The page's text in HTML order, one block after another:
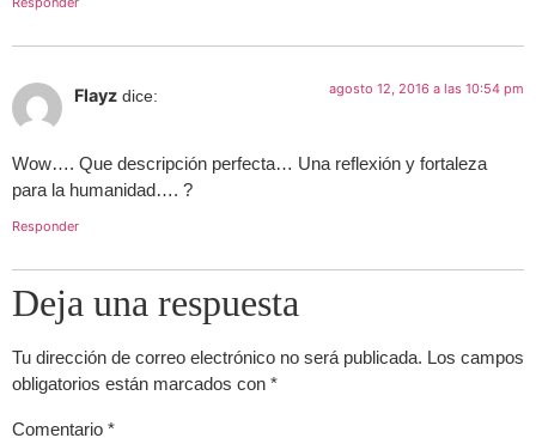
Flayz dice: agosto 12, 2016 a las 10:54 pm
Wow…. Que descripción perfecta… Una reflexión y fortaleza
para la humanidad…. ?
Responder
Deja una respuesta
Tu dirección de correo electrónico no será publicada. Los campos
obligatorios están marcados con *
Comentario *